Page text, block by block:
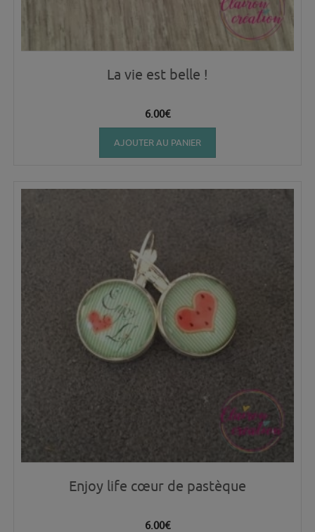
La vie est belle !
6.00€
AJOUTER AU PANIER
Enjoy life cœur de pastèque
6.00€